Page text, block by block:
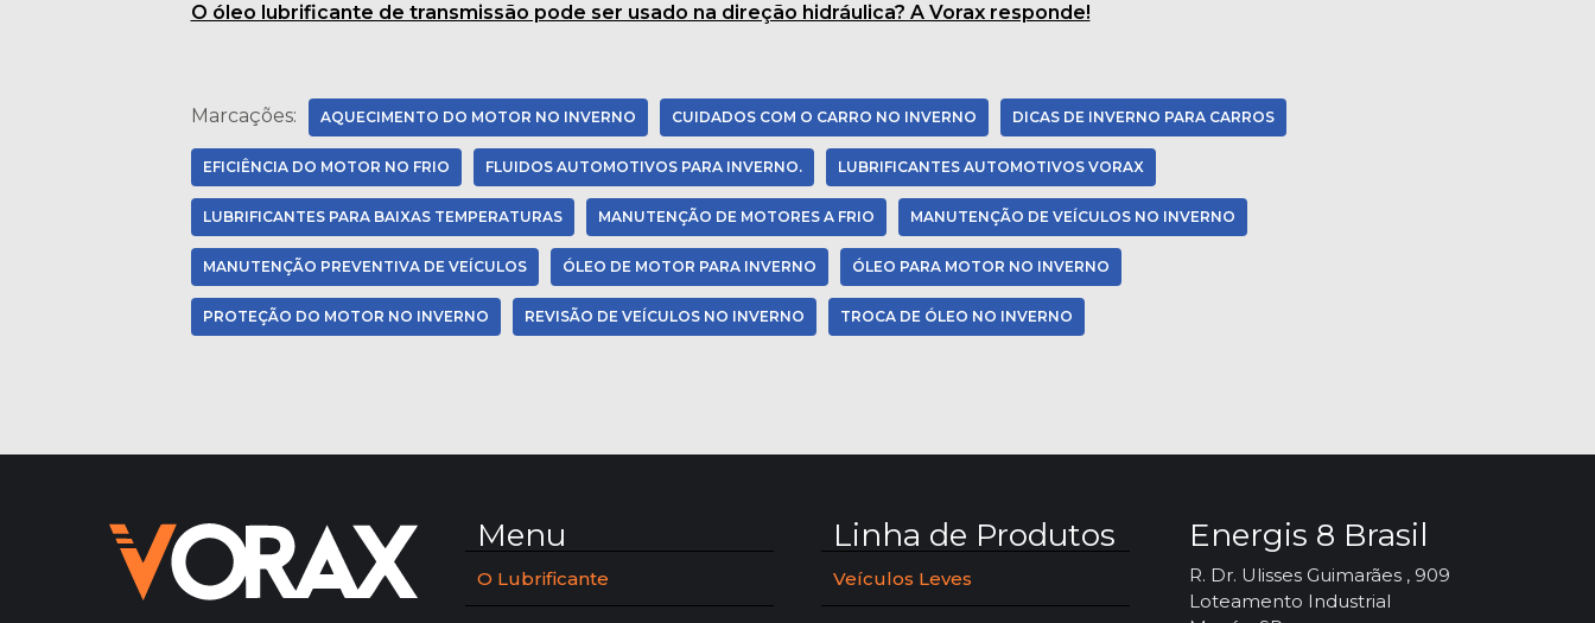
O óleo lubrificante de transmissão pode ser usado na direção hidráulica? A Vorax responde!
Marcações: AQUECIMENTO DO MOTOR NO INVERNO CUIDADOS COM O CARRO NO INVERNO DICAS DE INVERNO PARA CARROS
EFICIÊNCIA DO MOTOR NO FRIO FLUIDOS AUTOMOTIVOS PARA INVERNO. LUBRIFICANTES AUTOMOTIVOS VORAX
LUBRIFICANTES PARA BAIXAS TEMPERATURAS MANUTENÇÃO DE MOTORES A FRIO MANUTENÇÃO DE VEÍCULOS NO INVERNO
MANUTENÇÃO PREVENTIVA DE VEÍCULOS ÓLEO DE MOTOR PARA INVERNO ÓLEO PARA MOTOR NO INVERNO
PROTEÇÃO DO MOTOR NO INVERNO REVISÃO DE VEÍCULOS NO INVERNO TROCA DE ÓLEO NO INVERNO
Menu
O Lubrificante
Linha de Produtos
Veículos Leves
Energis 8 Brasil
R. Dr. Ulisses Guimarães , 909
Loteamento Industrial